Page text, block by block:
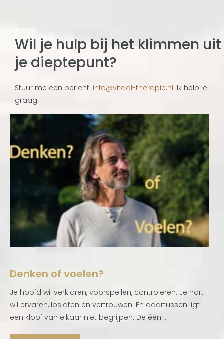
Wil je hulp bij het klimmen uit
je dieptepunt?
Stuur me een bericht: info@vitaal-therapie.nl. Ik help je
graag.
Denken of voelen?
Je hoofd wil verklaren, voorspellen, controleren. Je hart
wil ervaren, loslaten en vertrouwen. En daartussen ligt
een kloof van elkaar niet begrijpen. De één ...